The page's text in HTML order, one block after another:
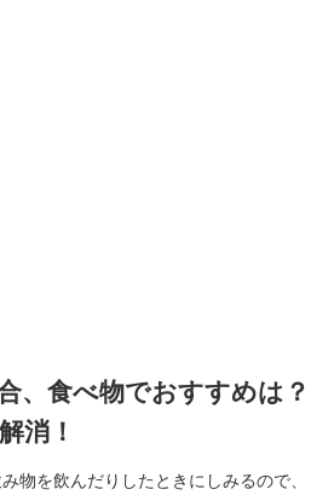
、食べ物でおすすめは？
消！
物を飲んだりしたときにしみるので、